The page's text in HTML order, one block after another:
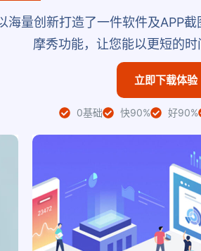
海量创新打造了一件软件及APP
摩秀功能，让您能以更短的
立即下载体验
0基础 快90% 好90%